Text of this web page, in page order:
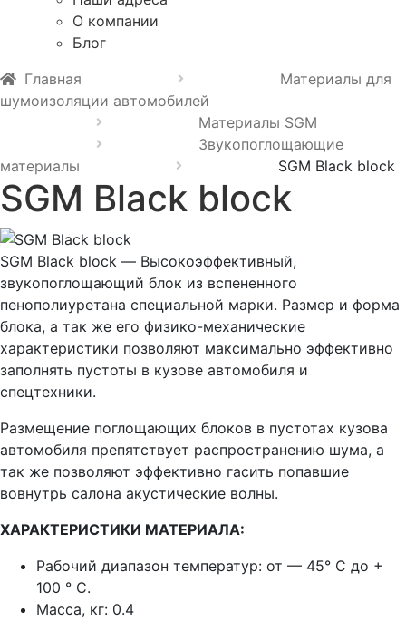
О компании
Блог
Главная
Материалы для
шумоизоляции автомобилей
Материалы SGM
Звукопоглощающие
материалы
SGM Black block
SGM Black block
SGM Black block — Высокоэффективный,
звукопоглощающий блок из вспененного
пенополиуретана специальной марки. Размер и форма
блока, а так же его физико-механические
характеристики позволяют максимально эффективно
заполнять пустоты в кузове автомобиля и
спецтехники.
Размещение поглощающих блоков в пустотах кузова
автомобиля препятствует распространению шума, а
так же позволяют эффективно гасить попавшие
вовнутрь салона акустические волны.
ХАРАКТЕРИСТИКИ МАТЕРИАЛА:
Рабочий диапазон температур: от — 45° C до +
100 ° C.
Масса, кг: 0.4